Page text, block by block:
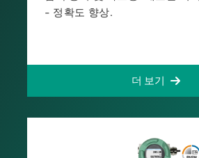
- 정확도 향상.
더 보기